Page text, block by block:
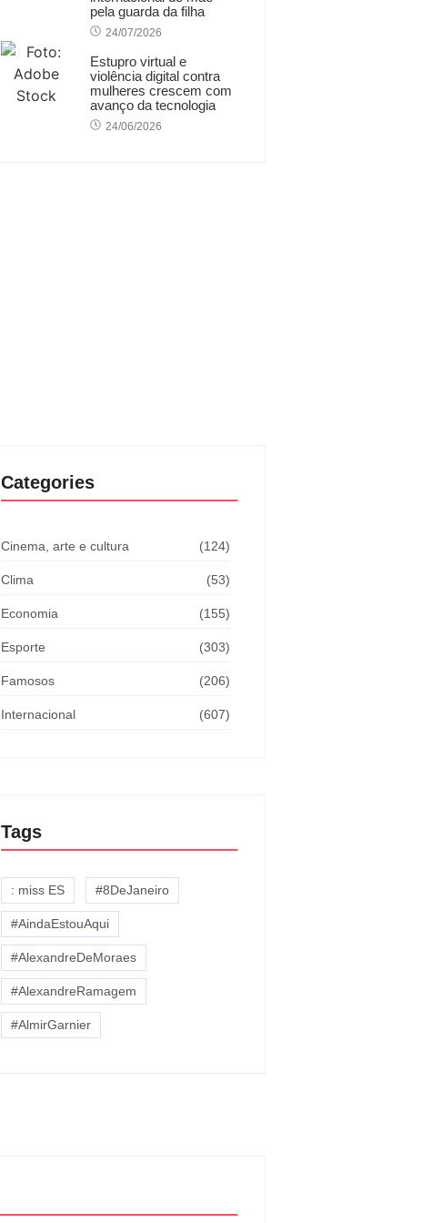
pela guarda da filha
24/07/2026
Estupro virtual e
violência digital contra
mulheres crescem com
avanço da tecnologia
24/06/2026
Categories
Cinema, arte e cultura (124)
Clima (53)
Economia (155)
Esporte (303)
Famosos (206)
Internacional (607)
Tags
: miss ES #8DeJaneiro
#AindaEstouAqui
#AlexandreDeMoraes
#AlexandreRamagem
#AlmirGarnier